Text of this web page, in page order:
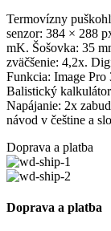
Termovízny
senzor: 384 × 288
mK. Šošovka: 35
zväčšenie: 4,2x.
Funkcia: Image Pro
Balistický
Napájanie: 2x
návod v češtine a
Doprava a platba
Doprava a platba